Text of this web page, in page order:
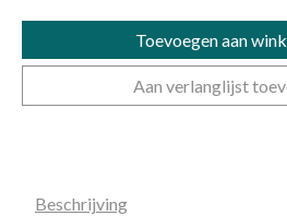
Toevoegen aan
Aan verlanglijst
Beschrijving